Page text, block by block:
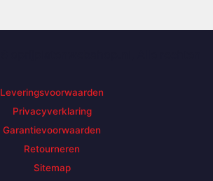
Leveringsvoorwaarden
Privacyverklaring
Garantievoorwaarden
Retourneren
Sitemap